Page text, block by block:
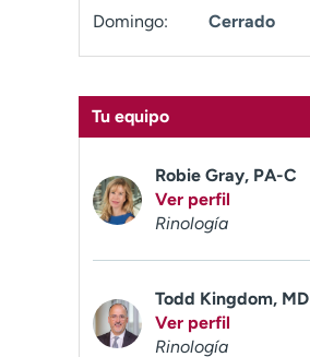
Domingo:
Cerrado
Tu equipo
Robie Gray, PA-C
Ver perfil
Rinología
Todd Kingdom, MD
Ver perfil
Rinología